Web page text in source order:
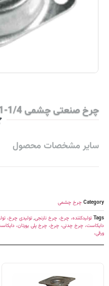
چرخ صنعتی چشمی 1/4-1 اینچ
سایر مشخصات محصول
Category چرخ چشمی
Tags تولیدکننده، چرخ، چرخ نارنجی,تولیدی چرخ،
دایکاست، چرخ چدنی، چرخ، چرخ پلی یورتان،
ورقی،